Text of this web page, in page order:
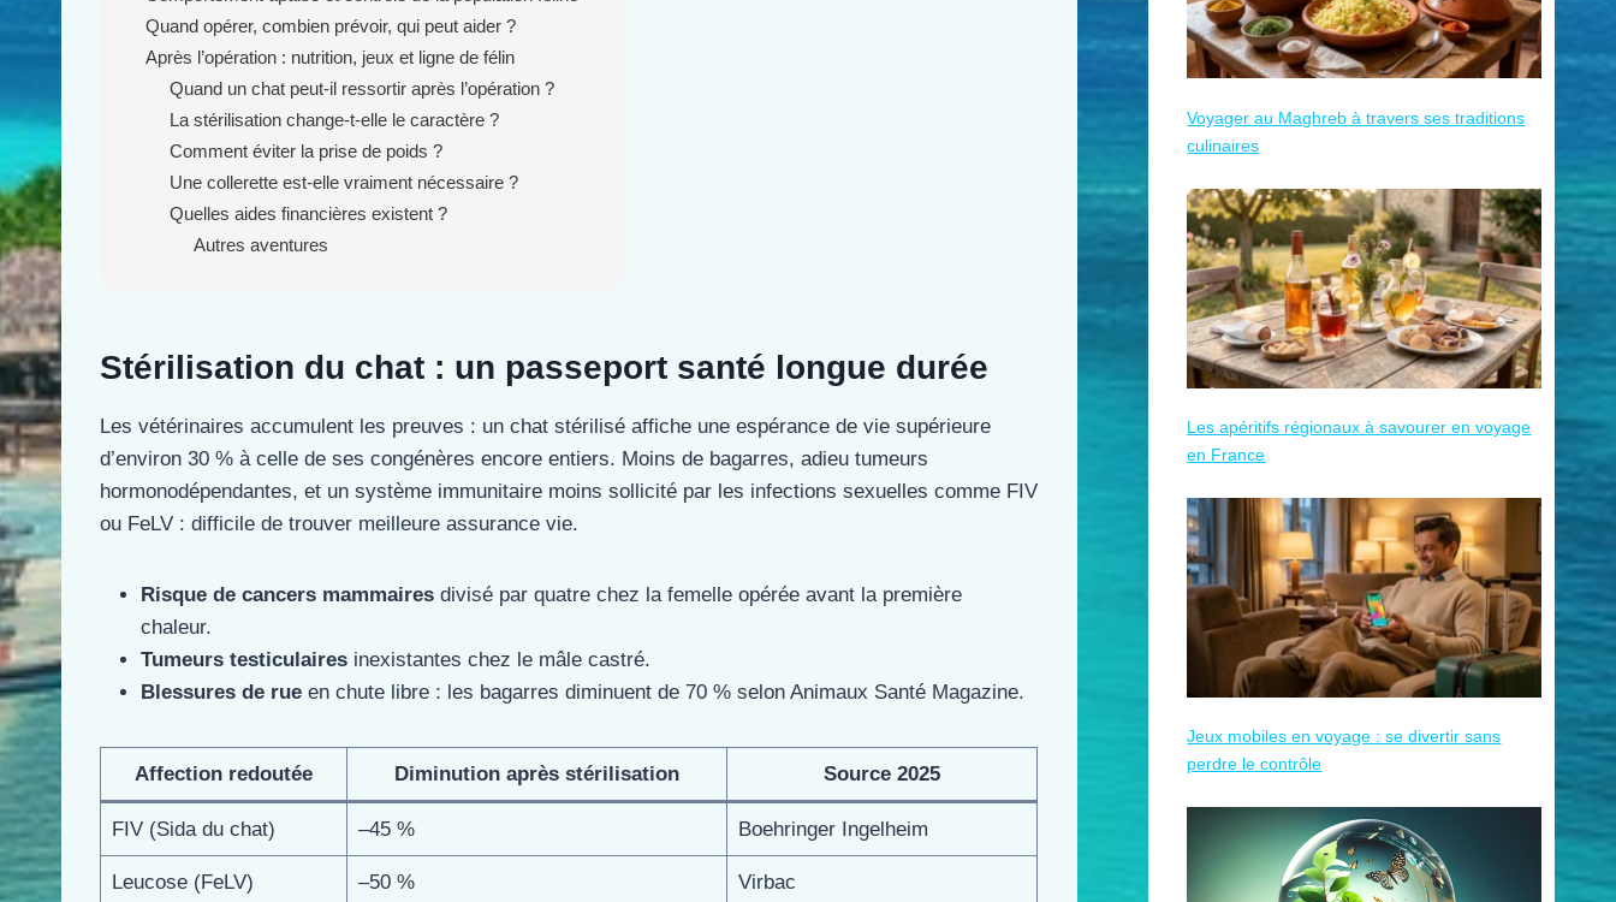
Quand opérer, combien prévoir, qui peut aider ?
Après l’opération : nutrition, jeux et ligne de félin
Quand un chat peut-il ressortir après l’opération ?
La stérilisation change-t-elle le caractère ?
Comment éviter la prise de poids ?
Une collerette est-elle vraiment nécessaire ?
Quelles aides financières existent ?
Autres aventures
Stérilisation du chat : un passeport santé longue durée
Les vétérinaires accumulent les preuves : un chat stérilisé affiche une espérance de vie supérieure
d’environ 30 % à celle de ses congénères encore entiers. Moins de bagarres, adieu tumeurs
hormonodépendantes, et un système immunitaire moins sollicité par les infections sexuelles comme FIV
ou FeLV : difficile de trouver meilleure assurance vie.
Risque de cancers mammaires divisé par quatre chez la femelle opérée avant la première
chaleur.
Tumeurs testiculaires inexistantes chez le mâle castré.
Blessures de rue en chute libre : les bagarres diminuent de 70 % selon Animaux Santé Magazine.
Affection redoutée Diminution après stérilisation Source 2025
FIV (Sida du chat) –45 % Boehringer Ingelheim
Leucose (FeLV) –50 % Virbac
Voyager au Maghreb à travers ses traditions
culinaires
Les apéritifs régionaux à savourer en voyage
en France
Jeux mobiles en voyage : se divertir sans
perdre le contrôle